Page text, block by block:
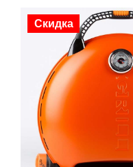
Бронзовая медаль
Дизайна (IDSA, США)
дизайнерские
Одновременно можно
17 колбасок средних
4 стейка весом
каждый;
12 котлет для
O-GRILL прекрасно
Скидка